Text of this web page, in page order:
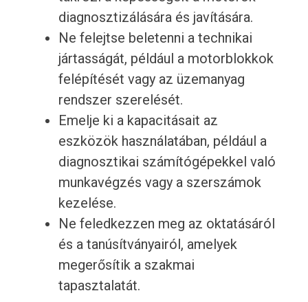
diagnosztizálására és javítására.
Ne felejtse beletenni a technikai
jártasságát, például a motorblokkok
felépítését vagy az üzemanyag
rendszer szerelését.
Emelje ki a kapacitásait az
eszközök használatában, például a
diagnosztikai számítógépekkel való
munkavégzés vagy a szerszámok
kezelése.
Ne feledkezzen meg az oktatásáról
és a tanúsítványairól, amelyek
megerősítik a szakmai
tapasztalatát.